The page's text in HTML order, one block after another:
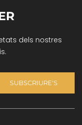
dels nostres
SUBSCRIURE'S